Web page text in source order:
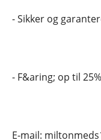
- Sikker og
- F&aring; op til
E-mail: